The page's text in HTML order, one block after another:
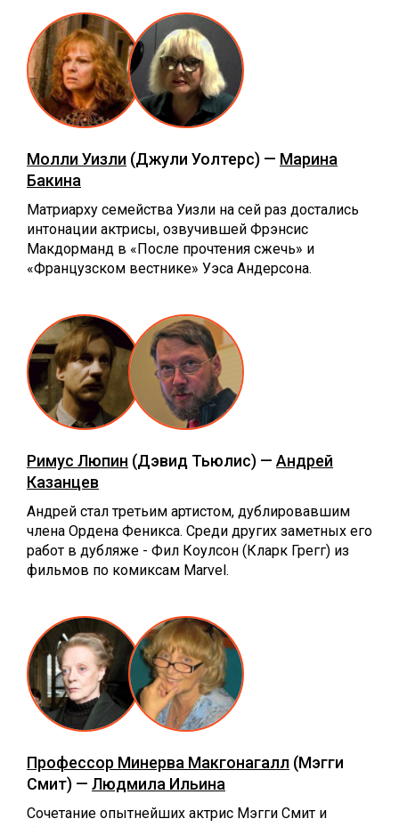
Молли Уизли (Джули Уолтерс) — Марина
Бакина
Матриарху семейства Уизли на сей раз достались
интонации актрисы, озвучившей Фрэнсис
Макдорманд в «После прочтения сжечь» и
«Французском вестнике» Уэса Андерсона.
Римус Люпин (Дэвид Тьюлис) — Андрей
Казанцев
Андрей стал третьим артистом, дублировавшим
члена Ордена Феникса. Среди других заметных его
работ в дубляже - Фил Коулсон (Кларк Грегг) из
фильмов по комиксам Marvel.
Профессор Минерва Макгонагалл (Мэгги
Смит) — Людмила Ильина
Сочетание опытнейших актрис Мэгги Смит и